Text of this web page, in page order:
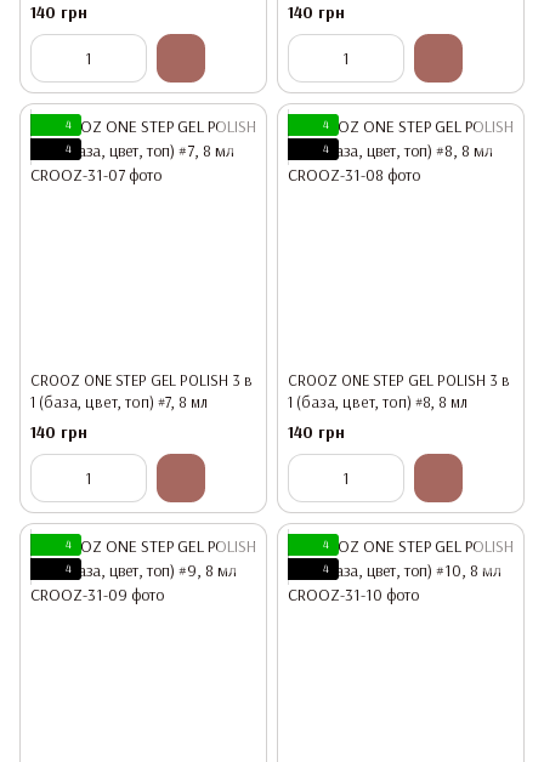
140 грн 140 грн
4
4
CROOZ ONE STEP GEL POLISH 3 в
1 (база, цвет, топ) #7, 8 мл
140 грн
4
4
CROOZ ONE STEP GEL POLISH 3 в
1 (база, цвет, топ) #8, 8 мл
140 грн
4
4
4
4